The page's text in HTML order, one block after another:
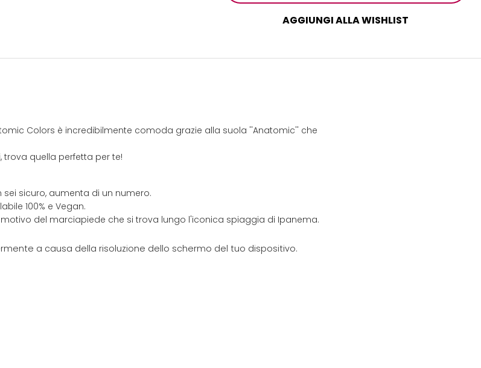
AGGIUNGI ALLA WISHLIST
Colors è incredibilmente comoda grazie alla suola ''Anatomic'' che
trova quella perfetta per te!
sicuro, aumenta di un numero.
100% e Vegan.
del marciapiede che si trova lungo l'iconica spiaggia di Ipanema.
a causa della risoluzione dello schermo del tuo dispositivo.